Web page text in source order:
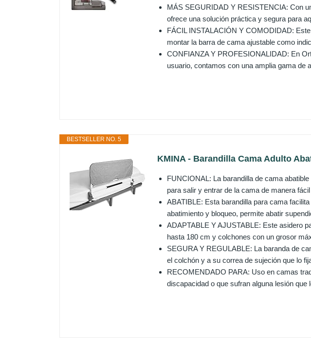
MÁS SEGURIDAD Y RESISTENCIA: Con
ofrece una solución práctica y segura para
FÁCIL INSTALACIÓN Y COMODIDAD:
montar la barra de cama ajustable como
CONFIANZA Y PROFESIONALIDAD: En
usuario, contamos con una amplia gama de
BESTSELLER NO. 5
KMINA - Barandilla Cama Adulto
FUNCIONAL: La barandilla de cama
para salir y entrar de la cama de manera
ABATIBLE: Esta barandilla para cama
abatimiento y bloqueo, permite abatir
ADAPTABLE Y AJUSTABLE: Este asidero
hasta 180 cm y colchones con un grosor
SEGURA Y REGULABLE: La baranda de
el colchón y a su correa de sujeción que lo
RECOMENDADO PARA: Uso en camas
discapacidad o que sufran alguna lesión